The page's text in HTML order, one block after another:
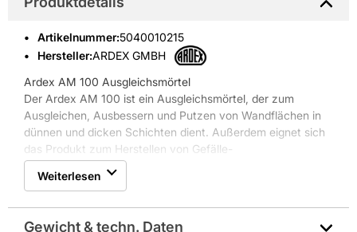
Artikelnummer:5040010215
Hersteller:ARDEX GMBH
Ardex AM 100 Ausgleichsmörtel
Der Ardex AM 100 ist ein Ausgleichsmörtel, der zum
Ausgleichen, Ausbessern und Putzen von Wandflächen in
dünnen und dicken Schichten dient. Außerdem eignet sich
das Produkt zum Herstellen von Gefälle-
Ausgleichsschichten und zum Ausbessern von
Bodenflächen aus Beton und Zementestrich sowie zur
Weiterlesen
Gewicht & techn. Daten